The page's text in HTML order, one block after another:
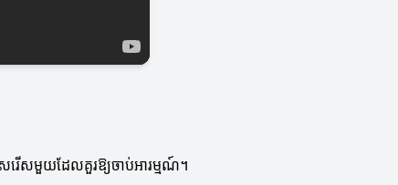
សរើសមួយដែលគួរឱ្យចាប់អារម្មណ៍។